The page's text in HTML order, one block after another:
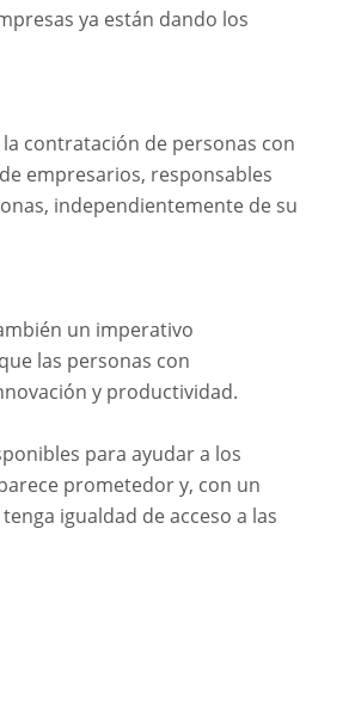
ya están dando los
contratación de personas con
empresarios, responsables
independientemente de su
un imperativo
las personas con
y productividad.
para ayudar a los
prometedor y, con un
igualdad de acceso a las